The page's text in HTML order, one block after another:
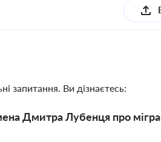
запитання. Ви дізнаєтесь:
Дмитра Лубенця про